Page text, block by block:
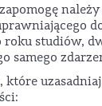
roku studiów,
samego
które